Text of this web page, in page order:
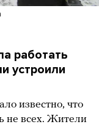
работать
устроили
известно, что
не всех. Жители